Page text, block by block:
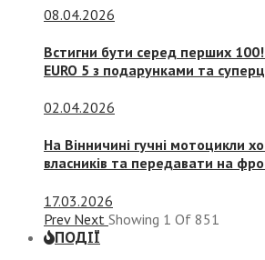
08.04.2026
Встигни бути серед перших
EURO 5 з подарунками та
02.04.2026
На Вінничині гучні мотоцикли
власників та передавати на
17.03.2026
Prev Next Showing 1 Of 851
ПОДІЇ